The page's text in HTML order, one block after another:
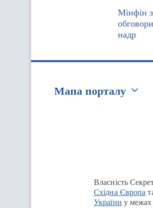
Мінфін
надр
Мапа порталу
Власність
Східна Європа
України у межах